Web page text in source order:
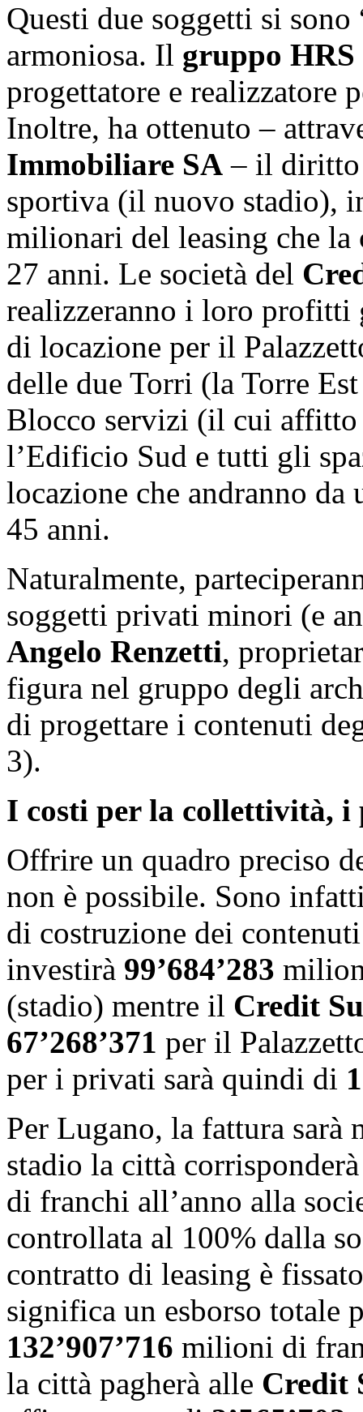
Questi due soggetti si
armoniosa. Il gruppo HRS
progettatore e realizzatore
Inoltre, ha ottenuto –
Immobiliare SA – il diritto
sportiva (il nuovo stadio),
milionari del leasing che
27 anni. Le società del
realizzeranno i loro profitti
di locazione per il
delle due Torri (la Torre
Blocco servizi (il cui affitto
l’Edificio Sud e tutti gli
locazione che andranno
45 anni.
Naturalmente,
soggetti privati minori (e
Angelo Renzetti,
figura nel gruppo degli
di progettare i contenuti
3).
I costi per la collettività,
Offrire un quadro preciso
non è possibile. Sono
di costruzione dei
investirà 99’684’283
(stadio) mentre il Credit
67’268’371 per il
per i privati sarà quindi di
Per Lugano, la fattura
stadio la città
di franchi all’anno alla
controllata al 100% dalla
contratto di leasing è
significa un esborso totale
132’907’716 milioni di
la città pagherà alle Credit